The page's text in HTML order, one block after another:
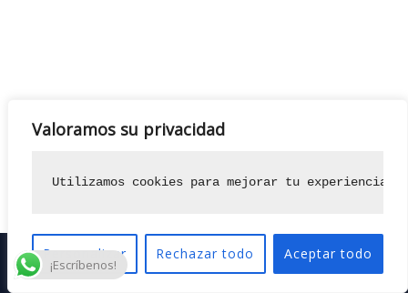
Valoramos su privacidad
Utilizamos cookies para mejorar tu experiencia
Personalizar Rechazar todo Aceptar todo
¡Escríbenos!